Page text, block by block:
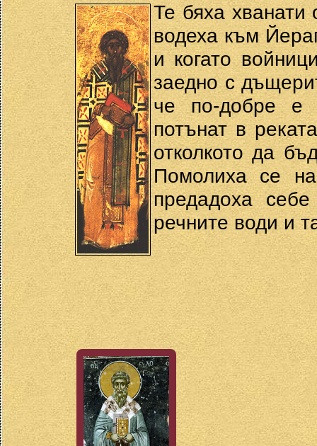
Те бяха хванати
водеха към
и когато
заедно с
че по-добре е
потънат в
отколкото да
Помолиха се
предадоха
речните води и